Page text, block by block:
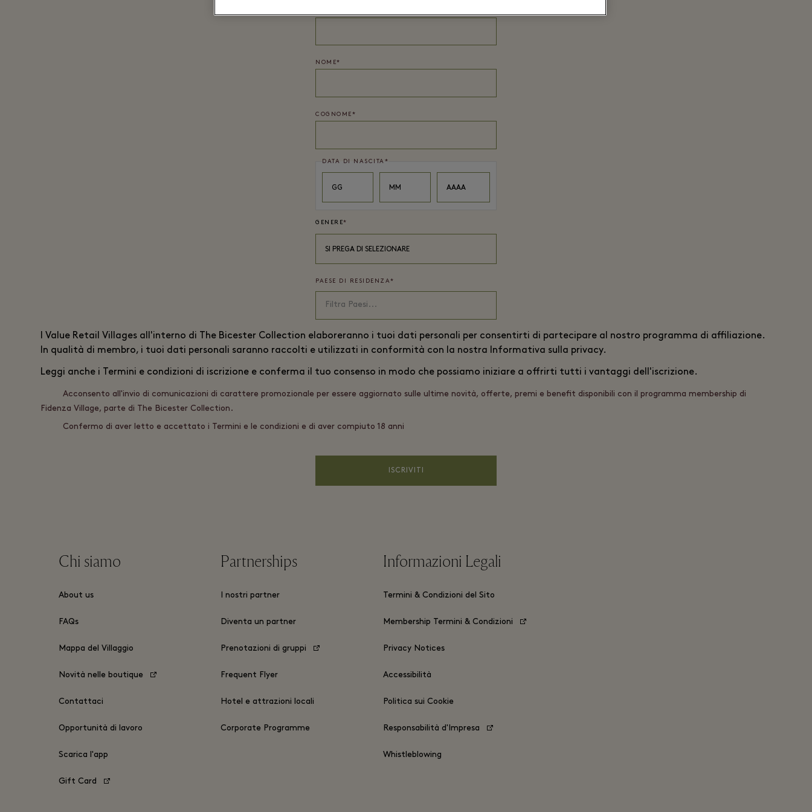
NOME*
COGNOME*
DATA DI NASCITA*
Day
GG
Month
MM
Year
AAAA
GENERE*
SI PREGA DI SELEZIONARE
PAESE DI RESIDENZA*
Value Retail
Villages all'interno di The Bicester Collection elaboreranno i tuoi dati personali per consentirti di partecipare al nostro programma di affiliazione.
In qualità di membro, i tuoi dati personali saranno raccolti e utilizzati in conformità con la nostra
Informativa sulla privacy.
Leggi anche i Termini e condizioni di iscrizione e conferma il tuo consenso in modo che possiamo iniziare a offrirti tutti i vantaggi dell'iscrizione.
Acconsento all'invio di comunicazioni di carattere promozionale per essere aggiornato sulle ultime novità, offerte, premi e benefit disponibili con il programma membership di
Fidenza Village, parte di The Bicester Collection.
Confermo di aver letto e accettato i Termini e le condizioni e di aver compiuto 18 anni
ISCRIVITI
Chi siamo
About us
FAQs
Mappa del Villaggio
Novità nelle boutique
Contattaci
Opportunità di lavoro
Scarica l'app
Gift Card
Partnerships
I nostri partner
Diventa un partner
Prenotazioni di gruppi
Frequent Flyer
Hotel e attrazioni locali
Corporate Programme
Informazioni Legali
Termini & Condizioni del Sito
Membership Termini & Condizioni
Privacy Notices
Accessibilità
Politica sui Cookie
Responsabilità d'Impresa
Whistleblowing